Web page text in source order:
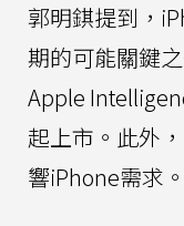
郭明錤提到，
期的可能關鍵
Apple
起上市。此外
響iPhone需求。